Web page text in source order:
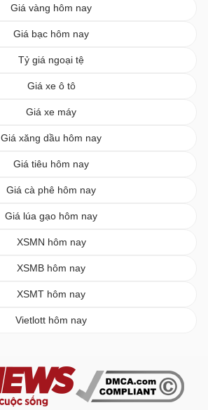
Giá vàng hôm nay
Giá bạc hôm nay
Tỷ giá ngoại tệ
Giá xe ô tô
Giá xe máy
Giá xăng dầu hôm nay
Giá tiêu hôm nay
Giá cà phê hôm nay
Giá lúa gạo hôm nay
XSMN hôm nay
XSMB hôm nay
XSMT hôm nay
Vietlott hôm nay